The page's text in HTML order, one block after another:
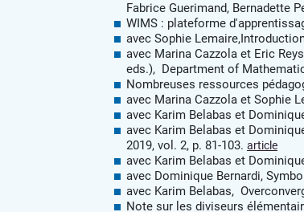
Fabrice Guerimand, Bernadette
WIMS : plateforme
avec Sophie
avec Marina Cazzola et Eric
eds.), Department of
Nombreuses ressources
avec Marina Cazzola et Sophie
avec Karim Belabas et
avec Karim Belabas et
2019, vol. 2, p. 81-103. article
avec Karim Belabas et
avec Dominique Bernardi,
avec Karim Belabas,
Note sur les diviseurs